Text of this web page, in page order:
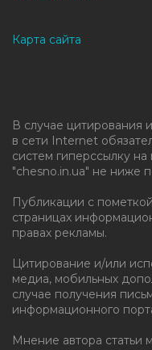
Карта сайта
В случае цитирования
в сети Internet
систем гиперссылку
"chesno.in.ua" не ниже
Публикации с
страницах
правах рекламы.
Цитирование и/или
медиа, мобильных
случае получения
информационного
Мнение автора статьи